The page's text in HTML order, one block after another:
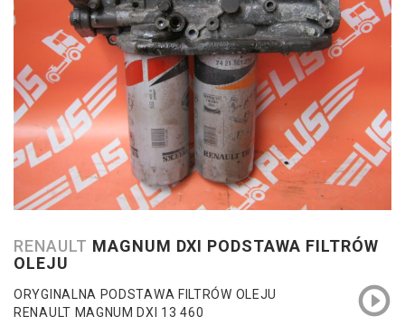
RENAULT MAGNUM DXI PODSTAWA FILTRÓW
OLEJU
ORYGINALNA PODSTAWA FILTRÓW OLEJU
RENAULT MAGNUM DXI 13 460